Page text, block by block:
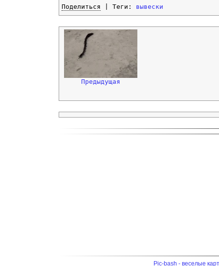
Поделиться | Теги: вывески
Предыдущая
Pic-bash - веселые